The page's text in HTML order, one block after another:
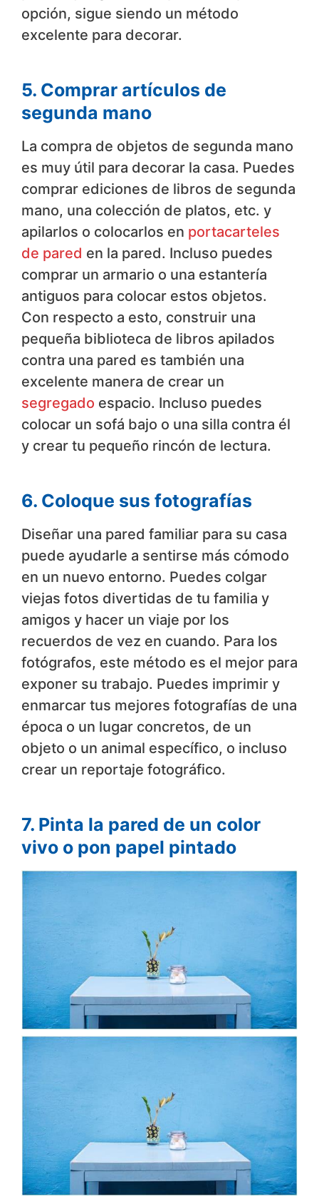
opción, sigue siendo un método
excelente para decorar.
5. Comprar artículos de
segunda mano
La compra de objetos de segunda mano
es muy útil para decorar la casa. Puedes
comprar ediciones de libros de segunda
mano, una colección de platos, etc. y
apilarlos o colocarlos en portacarteles
de pared en la pared. Incluso puedes
comprar un armario o una estantería
antiguos para colocar estos objetos.
Con respecto a esto, construir una
pequeña biblioteca de libros apilados
contra una pared es también una
excelente manera de crear un
segregado espacio. Incluso puedes
colocar un sofá bajo o una silla contra él
y crear tu pequeño rincón de lectura.
6. Coloque sus fotografías
Diseñar una pared familiar para su casa
puede ayudarle a sentirse más cómodo
en un nuevo entorno. Puedes colgar
viejas fotos divertidas de tu familia y
amigos y hacer un viaje por los
recuerdos de vez en cuando. Para los
fotógrafos, este método es el mejor para
exponer su trabajo. Puedes imprimir y
enmarcar tus mejores fotografías de una
época o un lugar concretos, de un
objeto o un animal específico, o incluso
crear un reportaje fotográfico.
7. Pinta la pared de un color
vivo o pon papel pintado